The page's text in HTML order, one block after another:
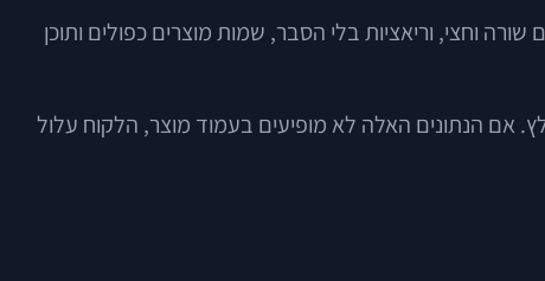
וחצי, וריאציות בלי הסבר, שמות מוצרים כפולים ותוכן
אם הנתונים האלה לא מופיעים בעמוד מוצר, הלקוח עלול